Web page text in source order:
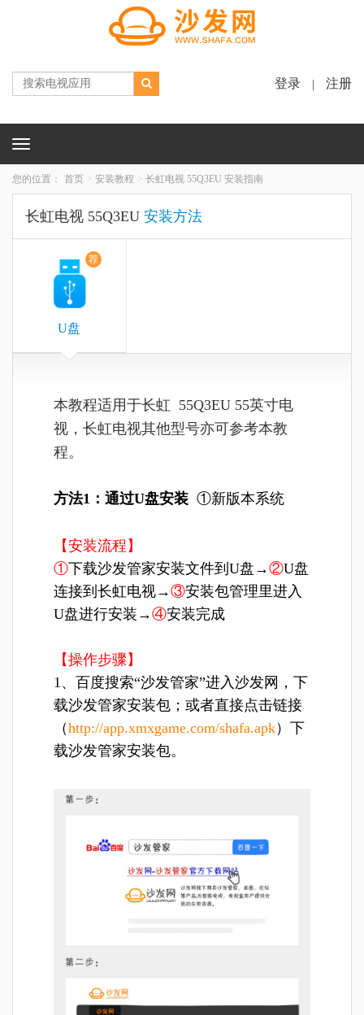
登录 注册
Toggle
您的位置： 首页 安装教程 长虹电视 55Q3EU 安装指南
长虹电视 55Q3EU 安装方法
荐
U盘
本教程适用于长虹 55Q3EU 55英寸电
视，长虹电视其他型号亦可参考本教
程。
方法1：通过U盘安装 ①新版本系统
【安装流程】
①下载沙发管家安装文件到U盘→②U盘
连接到长虹电视→③安装包管理里进入
U盘进行安装→④安装完成
【操作步骤】
1、百度搜索“沙发管家”进入沙发网，下
载沙发管家安装包；或者直接点击链接
（http://app.xmxgame.com/shafa.apk）下
载沙发管家安装包。